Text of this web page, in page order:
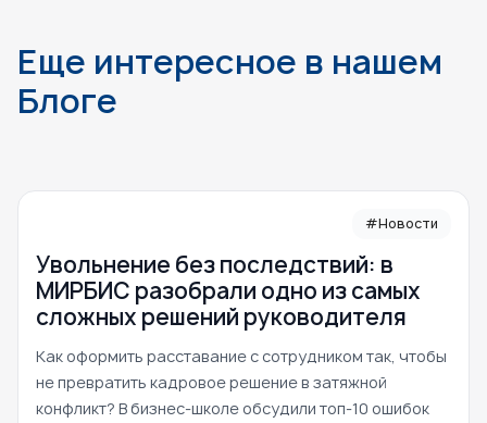
Еще интересное в нашем
Блоге
#Новости
Увольнение без последствий: в
МИРБИС разобрали одно из самых
сложных решений руководителя
Как оформить расставание с сотрудником так, чтобы
не превратить кадровое решение в затяжной
конфликт? В бизнес-школе обсудили топ-10 ошибок